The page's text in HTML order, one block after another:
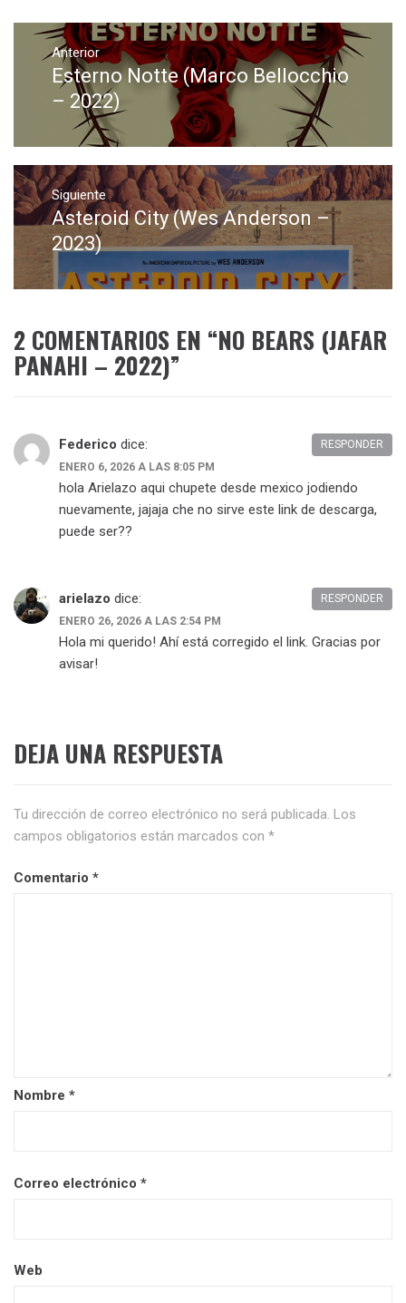
Navegación
entradas
Anterior
Entrada
anterior:
Esterno Notte (Marco Bellocchio
– 2022)
Siguiente
Entrada
siguiente:
Asteroid City (Wes Anderson –
2023)
2 COMENTARIOS EN “NO BEARS (JAFAR
PANAHI – 2022)”
Federico dice:
ENERO 6, 2026 A LAS 8:05 PM
hola Arielazo aqui chupete desde mexico jodiendo
nuevamente, jajaja che no sirve este link de descarga,
puede ser??
RESPONDER
arielazo dice:
ENERO 26, 2026 A LAS 2:54 PM
Hola mi querido! Ahí está corregido el link. Gracias por
avisar!
RESPONDER
DEJA UNA RESPUESTA
Tu dirección de correo electrónico no será publicada. Los
campos obligatorios están marcados con *
Comentario *
Nombre *
Correo electrónico *
Web